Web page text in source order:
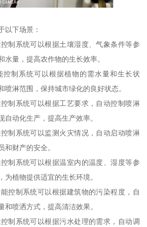
以下场景：
制系统可以根据土壤湿度、气象条件等参
水量，提高农作物的生长效率。
控制系统可以根据植物的需水量和生长状
喷淋范围，保持城市绿化的良好状态。
制系统可以根据工艺要求，自动控制喷淋
自动化生产，提高生产效率。
制系统可以监测火灾情况，自动启动喷淋
和财产的安全。
制系统可以根据温室内的温度、湿度等参
为植物提供适宜的生长环境。
控制系统可以根据建筑物的污染程度，自
和喷洒方式，提高清洁效果。
制系统可以根据污水处理的需求，自动调